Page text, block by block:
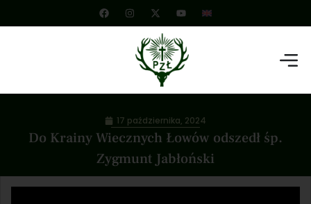
Do Krainy Wiecznych Łowów odszedł śp.
Zygmunt Jabłoński
17 października, 2024